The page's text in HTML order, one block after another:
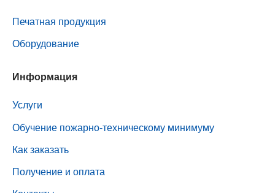
Печатная продукция
Оборудование
Информация
Услуги
Обучение пожарно-техническому минимуму
Как заказать
Получение и оплата